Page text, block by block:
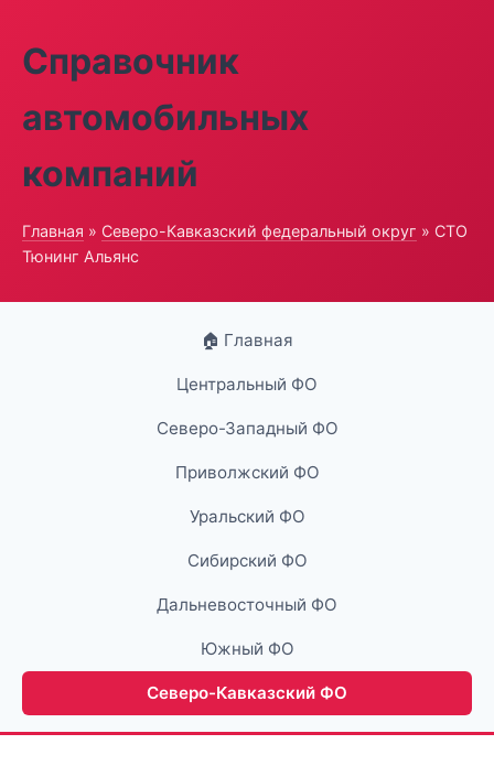
Справочник
автомобильных
компаний
Главная » Северо-Кавказский федеральный округ » СТО
Тюнинг Альянс
🏠 Главная
Центральный ФО
Северо-Западный ФО
Приволжский ФО
Уральский ФО
Сибирский ФО
Дальневосточный ФО
Южный ФО
Северо-Кавказский ФО